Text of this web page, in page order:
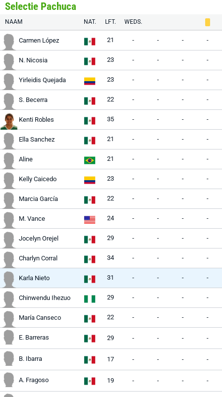
Selectie Pachuca
NAAM NAT. LFT. WEDS.
Carmen López 21 - - - -
N. Nicosia 23 - - - -
Yirleidis Quejada 23 - - - -
S. Becerra 22 - - - -
Kenti Robles 35 - - - -
Ella Sanchez 21 - - - -
Aline 21 - - - -
Kelly Caicedo 23 - - - -
Marcia García 22 - - - -
M. Vance 24 - - - -
Jocelyn Orejel 29 - - - -
Charlyn Corral 34 - - - -
Karla Nieto 31 - - - -
Chinwendu Ihezuo 29 - - - -
María Canseco 22 - - - -
E. Barreras 29 - - - -
B. Ibarra 17 - - - -
A. Fragoso 19 - - - -